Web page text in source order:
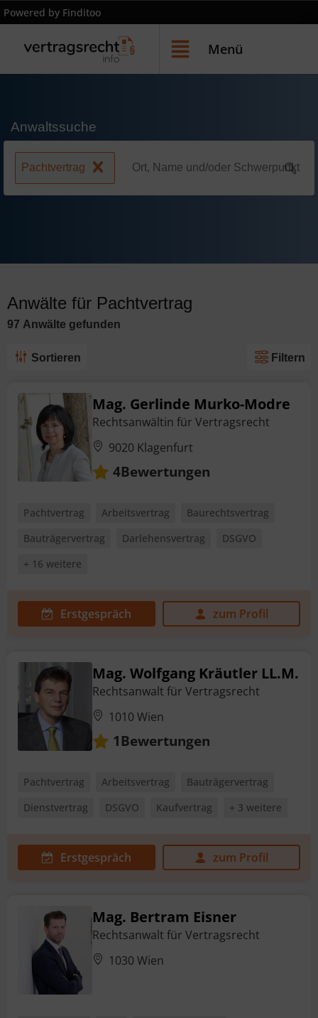
Powered by Finditoo
Menü
Anwaltssuche
Pachtvertrag
Anwälte für Pachtvertrag
97 Anwälte gefunden
Sortieren Filtern
Mag. Gerlinde Murko-Modre
Rechtsanwältin für Vertragsrecht
9020 Klagenfurt
4Bewertungen
Pachtvertrag Arbeitsvertrag
Baurechtsvertrag
Bauträgervertrag
Darlehensvertrag
DSGVO
+ 16 weitere
Erstgespräch zum Profil
Mag. Wolfgang Kräutler LL.M.
Rechtsanwalt für Vertragsrecht
1010 Wien
1Bewertungen
Pachtvertrag Arbeitsvertrag
Bauträgervertrag
Dienstvertrag
DSGVO Kaufvertrag + 3 weitere
Erstgespräch zum Profil
Mag. Bertram Eisner
Rechtsanwalt für Vertragsrecht
1030 Wien